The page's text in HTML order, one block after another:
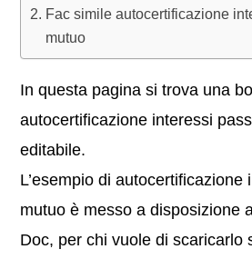
Fac simile autocertificazione
mutuo
In questa pagina si trova una
autocertificazione interessi
editabile.
L’esempio di autocertificazione
mutuo è messo a disposizione
Doc, per chi vuole di scaricarlo